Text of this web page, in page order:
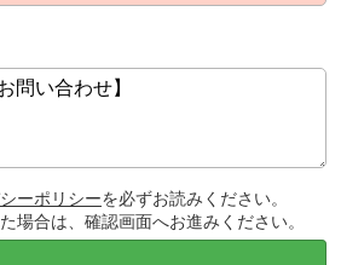
ーポリシーを必ずお読みください。
場合は、確認画面へお進みください。